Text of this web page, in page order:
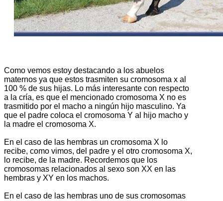
Como vemos estoy destacando a los abuelos
maternos ya que estos trasmiten su cromosoma x al
100 % de sus hijas. Lo más interesante con respecto
a la cría, es que el mencionado cromosoma X no es
trasmitido por el macho a ningún hijo masculino. Ya
que el padre coloca el cromosoma Y al hijo macho y
la madre el cromosoma X.
En el caso de las hembras un cromosoma X lo
recibe, como vimos, del padre y el otro cromosoma X,
lo recibe, de la madre. Recordemos que los
cromosomas relacionados al sexo son XX en las
hembras y XY en los machos.
En el caso de las hembras uno de sus cromosomas